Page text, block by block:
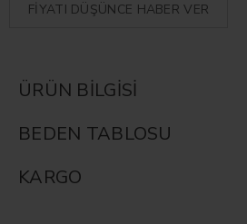
FIYATI DÜŞÜNCE HABER VER
ÜRÜN BILGISI
BEDEN TABLOSU
KARGO